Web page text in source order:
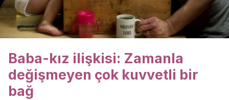
Baba-kız ilişkisi: Zamanla
değişmeyen çok kuvvetli bir
bağ